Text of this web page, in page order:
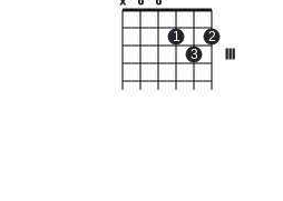
1
3
2